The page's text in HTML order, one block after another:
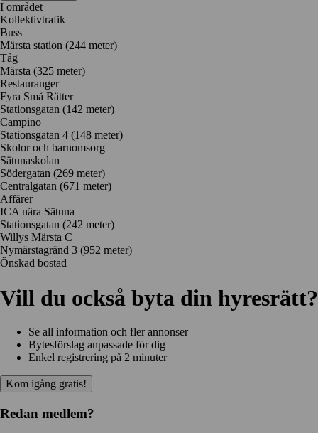
I området
Kollektivtrafik
Buss
Märsta station (244 meter)
Tåg
Märsta (325 meter)
Restauranger
Fyra Små Rätter
Stationsgatan (142 meter)
Campino
Stationsgatan 4 (148 meter)
Skolor och barnomsorg
Sätunaskolan
Södergatan (269 meter)
Centralgatan (671 meter)
Affärer
ICA nära Sätuna
Stationsgatan (242 meter)
Willys Märsta C
Nymärstagränd 3 (952 meter)
Önskad bostad
Vill du också byta din hyresrätt?
Se all information och fler annonser
Bytesförslag anpassade för dig
Enkel registrering på 2 minuter
Kom igång gratis!
Redan medlem?